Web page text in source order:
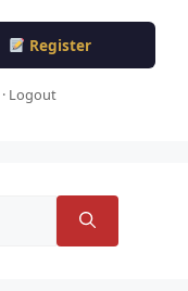
Register
· Logout